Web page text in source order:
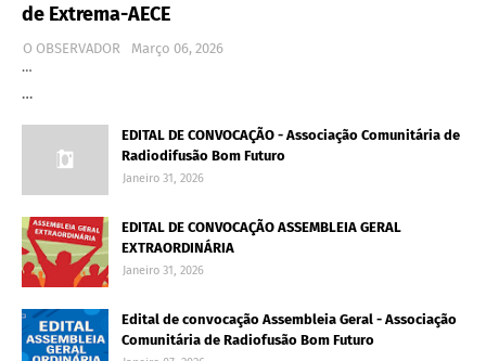
de Extrema-AECE
O OBSERVADOR
Março 06, 2026
…
…
EDITAL DE CONVOCAÇÃO - Associação Comunitária de
Radiodifusão Bom Futuro
Janeiro 31, 2026
EDITAL DE CONVOCAÇÃO ASSEMBLEIA GERAL
EXTRAORDINÁRIA
Janeiro 31, 2026
Edital de convocação Assembleia Geral - Associação
Comunitária de Radiofusão Bom Futuro